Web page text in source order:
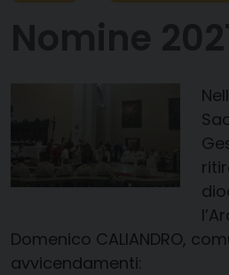
l
Domenico CALIANDRO,
avvicendamenti: